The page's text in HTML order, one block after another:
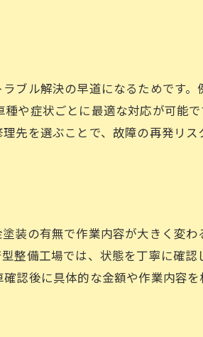
ブル解決の早道になるためです。
や症状ごとに最適な対応が可能で
先を選ぶことで、故障の再発リス
装の有無で作業内容が大きく変わ
整備工場では、状態を丁寧に確認
認後に具体的な金額や作業内容を